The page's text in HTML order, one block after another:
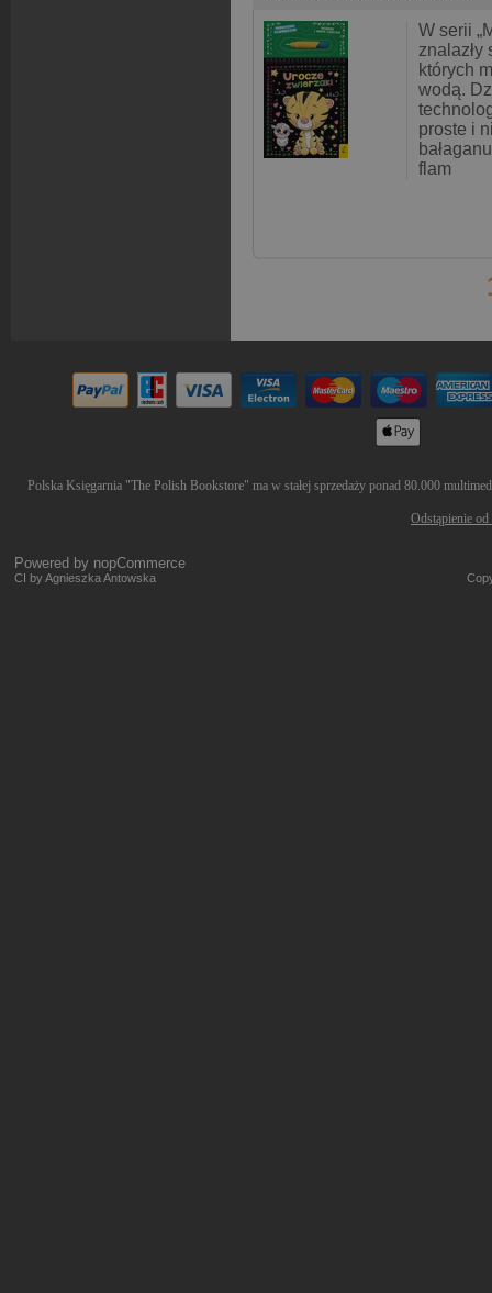
W serii
znalazły
których
wodą.
proste i
flam
Polska Księgarnia "The Polish Bookstore" ma w stałej sprzedaży ponad 80.000
Odstąpienie
Powered by nopCommerce
CI by Agnieszka Antowska